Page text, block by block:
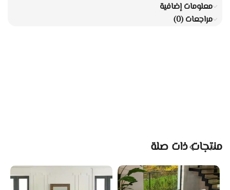
معلومات إضافية
مراجعات (0)
منتجات ذات صلة